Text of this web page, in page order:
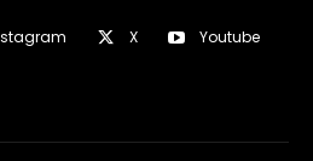
X Youtube